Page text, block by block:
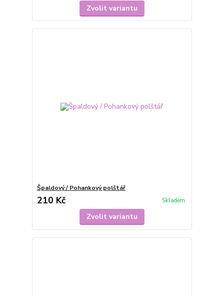
Zvolit variantu
Špaldový / Pohankový polštář
210 Kč Skladem
Zvolit variantu